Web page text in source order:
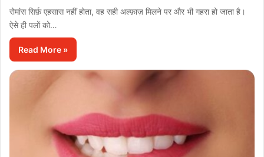
रोमांस सिर्फ़ एहसास नहीं होता, वह सही अल्फ़ाज़ मिलने पर और भी गहरा हो जाता है।
ऐसे ही पलों को…
Read More »